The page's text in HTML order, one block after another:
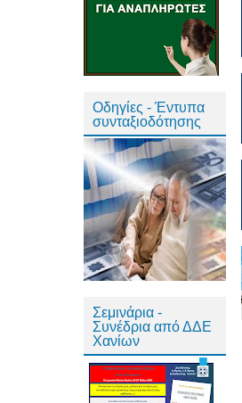
Οδηγίες - Έντυπα
συνταξιοδότησης
Σεμινάρια -
Συνέδρια από ΔΔΕ
Χανίων